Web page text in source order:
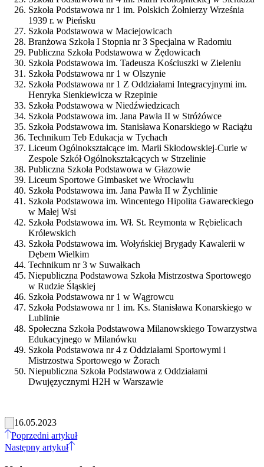
Szkoła Podstawowa nr 1 im. Polskich Żołnierzy Września
1939 r. w Pieńsku
Szkoła Podstawowa w Maciejowicach
Branżowa Szkoła I Stopnia nr 3 Specjalna w Radomiu
Publiczna Szkoła Podstawowa w Żędowicach
Szkoła Podstawowa im. Tadeusza Kościuszki w Zieleniu
Szkoła Podstawowa nr 1 w Olszynie
Szkoła Podstawowa nr 1 Z Oddziałami Integracyjnymi im.
Henryka Sienkiewicza w Rzepinie
Szkoła Podstawowa w Niedźwiedzicach
Szkoła Podstawowa im. Jana Pawła II w Stróżówce
Szkoła Podstawowa im. Stanisława Konarskiego w Raciążu
Technikum Teb Edukacja w Tychach
Liceum Ogólnokształcące im. Marii Skłodowskiej-Curie w
Zespole Szkół Ogólnokształcących w Strzelinie
Publiczna Szkoła Podstawowa w Głazowie
Liceum Sportowe Gimbasket we Wrocławiu
Szkoła Podstawowa im. Jana Pawła II w Żychlinie
Szkoła Podstawowa im. Wincentego Hipolita Gawareckiego
w Małej Wsi
Szkoła Podstawowa im. Wł. St. Reymonta w Rębielicach
Królewskich
Szkoła Podstawowa im. Wołyńskiej Brygady Kawalerii w
Dębem Wielkim
Technikum nr 3 w Suwałkach
Niepubliczna Podstawowa Szkoła Mistrzostwa Sportowego
w Rudzie Śląskiej
Szkoła Podstawowa nr 1 w Wągrowcu
Szkoła Podstawowa nr 1 im. Ks. Stanisława Konarskiego w
Lublinie
Społeczna Szkoła Podstawowa Milanowskiego Towarzystwa
Edukacyjnego w Milanówku
Szkoła Podstawowa nr 4 z Oddziałami Sportowymi i
Mistrzostwa Sportowego w Żorach
Niepubliczna Szkoła Podstawowa z Oddziałami
Dwujęzycznymi H2H w Warszawie
16.05.2023
Poprzedni artykuł
Następny artykuł